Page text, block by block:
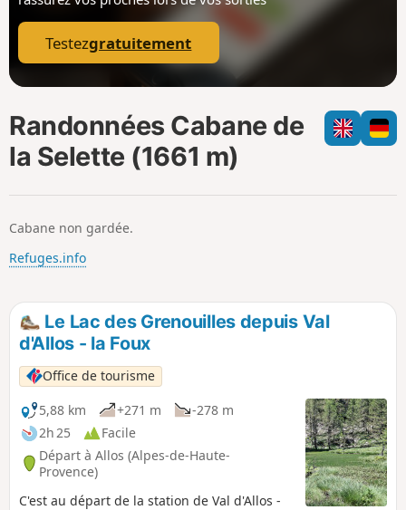
p
Testezgratuitement
Randonnées Cabane de
la Selette (1661 m)
Cabane non gardée.
Refuges.info
Le Lac des Grenouilles depuis Val
d'Allos - la Foux
Office de tourisme
5,88 km
+271 m
-278 m
2h 25
Facile
Départ à Allos (Alpes-de-Haute-
Provence)
C'est au départ de la station de Val d'Allos -